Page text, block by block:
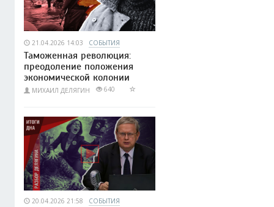
21.04.2026 14:03 СОБЫТИЯ
Таможенная революция:
преодоление положения
экономической колонии
МИХАИЛ ДЕЛЯГИН 640
20.04.2026 21:58 СОБЫТИЯ